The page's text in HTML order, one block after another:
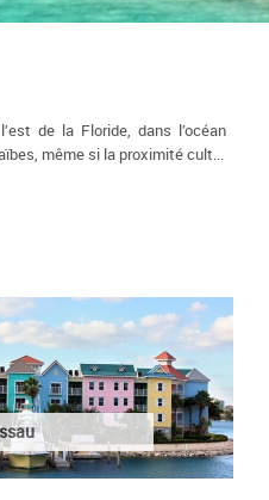
de la Floride, dans l’océan
même si la proximité cult...